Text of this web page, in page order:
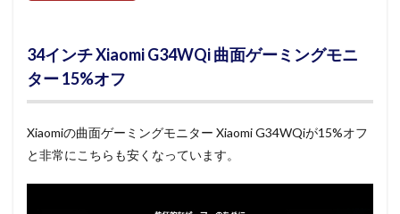
34インチ Xiaomi G34WQi 曲面ゲーミングモニ
ター 15%オフ
Xiaomiの曲面ゲーミングモニター Xiaomi G34WQiが15%オフ
と非常にこちらも安くなっています。